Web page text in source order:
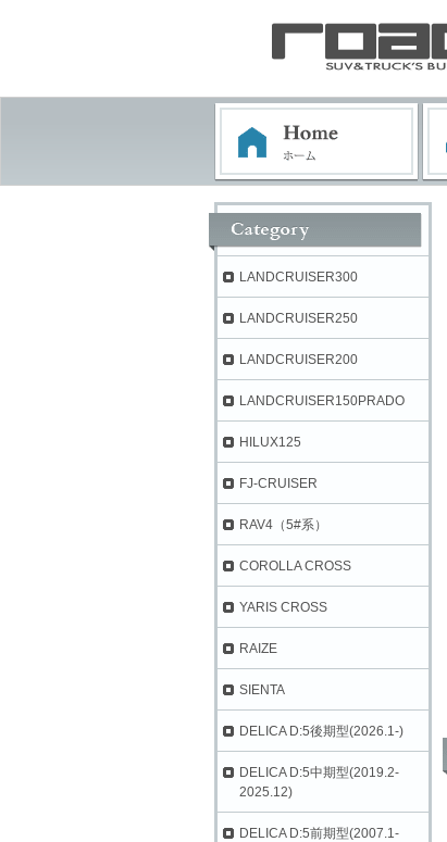
LANDCRUISER300
LANDCRUISER250
LANDCRUISER200
LANDCRUISER150PRADO
HILUX125
FJ-CRUISER
RAV4（5#系）
COROLLA CROSS
YARIS CROSS
RAIZE
SIENTA
DELICA D:5後期型(2026.1-)
DELICA D:5中期型(2019.2-
2025.12)
DELICA D:5前期型(2007.1-